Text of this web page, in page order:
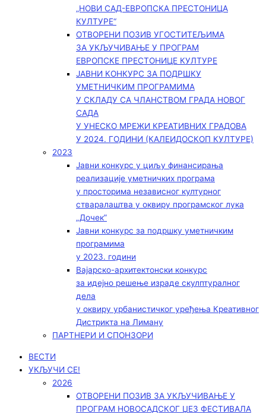
„НОВИ САД-ЕВРОПСКА ПРЕСТОНИЦА
КУЛТУРЕ“
ОТВОРЕНИ ПОЗИВ УГОСТИТЕЉИМА
ЗА УКЉУЧИВАЊЕ У ПРОГРАМ
ЕВРОПСКЕ ПРЕСТОНИЦЕ КУЛТУРЕ
ЈАВНИ КОНКУРС ЗА ПОДРШКУ
УМЕТНИЧКИМ ПРОГРАМИМА
У СКЛАДУ СА ЧЛАНСТВОМ ГРАДА НОВОГ
САДА
У УНЕСКО МРЕЖИ КРЕАТИВНИХ ГРАДОВА
У 2024. ГОДИНИ (КАЛЕИДОСКОП КУЛТУРЕ)
2023
Јавни конкурс у циљу финансирања
реализације уметничких програма
у просторима независног културног
стваралаштва у оквиру програмског лука
„Дочек”
Јавни конкурс за подршку уметничким
програмима
у 2023. години
Вајарско-архитектонски конкурс
за идејно решење израде скулптуралног
дела
у оквиру урбанистичког уређења Креативног
Дистрикта на Лиману
ПАРТНЕРИ И СПОНЗОРИ
ВЕСТИ
УКЉУЧИ СЕ!
2026
ОТВОРЕНИ ПОЗИВ ЗА УКЉУЧИВАЊЕ У
ПРОГРАМ НОВОСАДСКОГ ЏЕЗ ФЕСТИВАЛА